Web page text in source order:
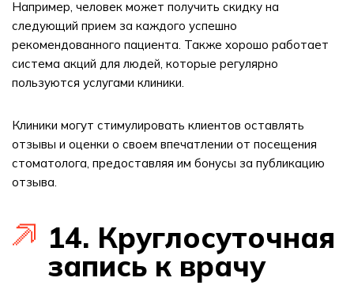
Например, человек может получить скидку на
следующий прием за каждого успешно
рекомендованного пациента. Также хорошо работает
система акций для людей, которые регулярно
пользуются услугами клиники.
Клиники могут стимулировать клиентов оставлять
отзывы и оценки о своем впечатлении от посещения
стоматолога, предоставляя им бонусы за публикацию
отзыва.
14. Круглосуточная
запись к врачу